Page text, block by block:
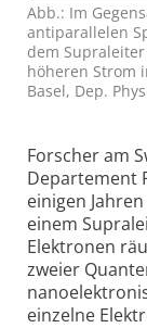
Abb.: Im
antiparallelen
dem
höheren Strom
Basel, Dep.
Forscher am
Departement
einigen
einem
Elektronen
zweier
einzelne